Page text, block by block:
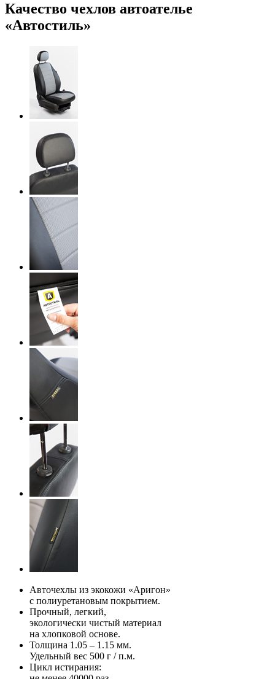
Качество чехлов автоателье
«Автостиль»
Авточехлы из экокожи «Аригон»
с полиуретановым покрытием.
Прочный, легкий,
экологически чистый материал
на хлопковой основе.
Толщина 1.05 – 1.15 мм.
Удельный вес 500 г / п.м.
Цикл истирания: